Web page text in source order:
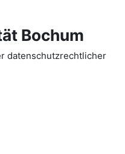
Bochum
datenschutzrechtlicher